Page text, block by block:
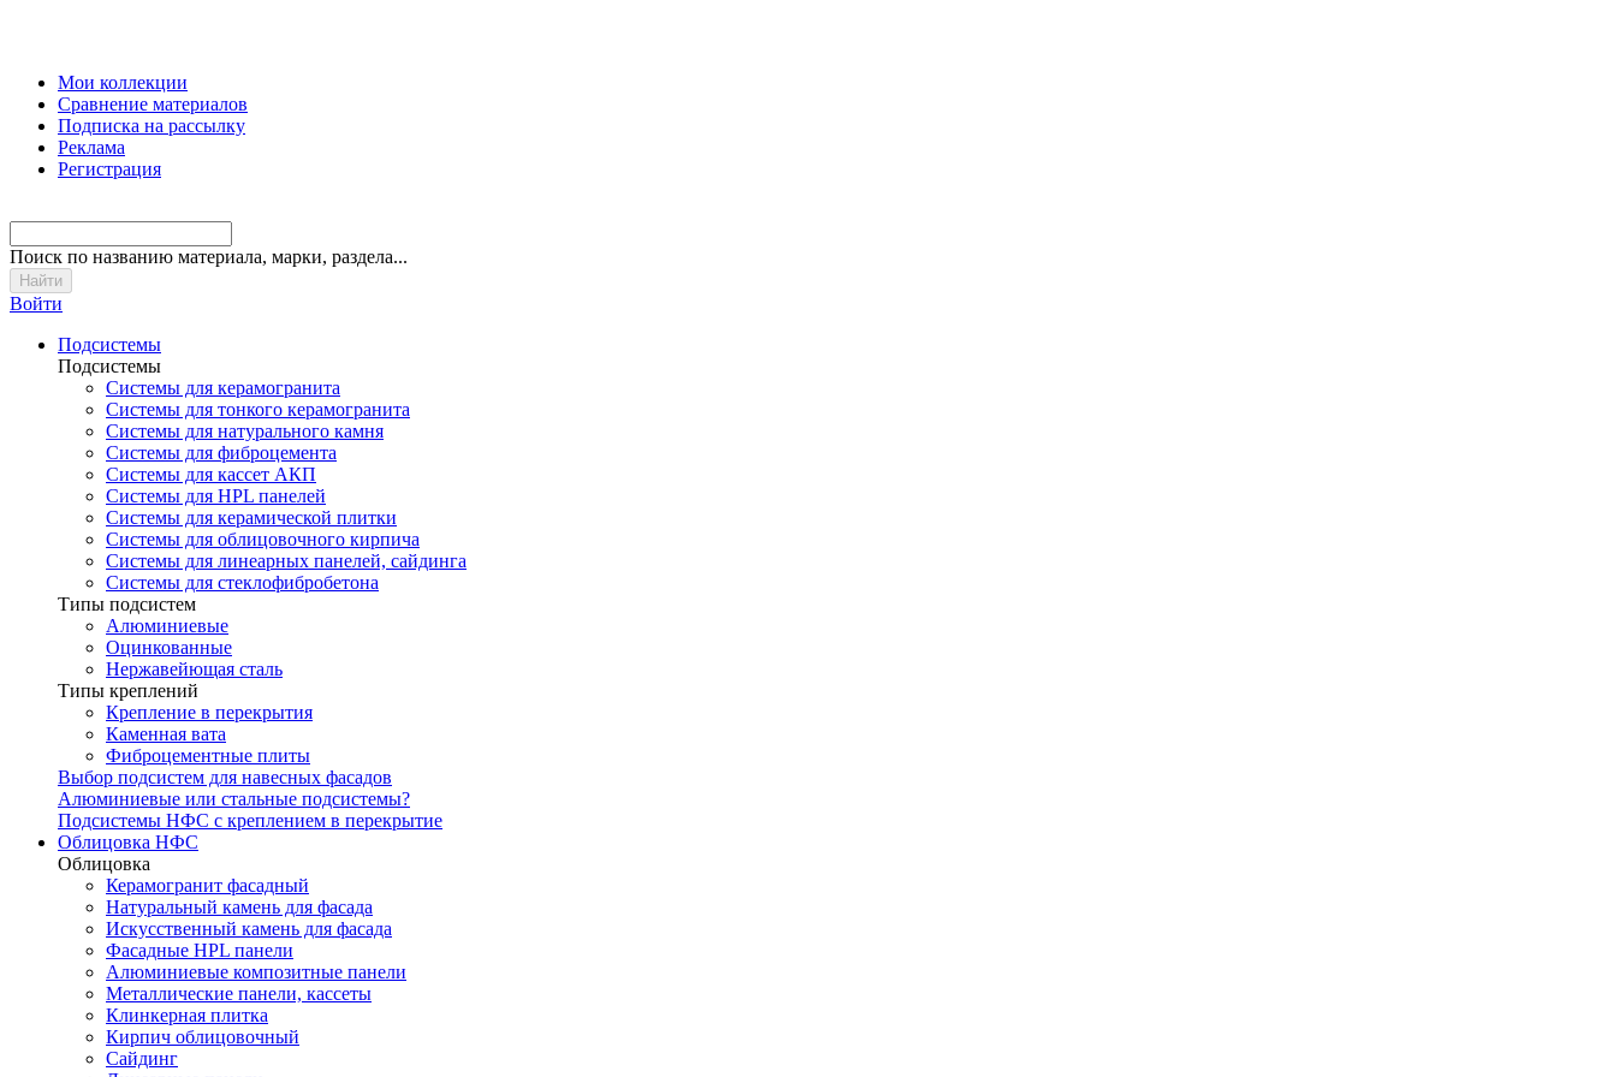
Мои коллекции
Сравнение материалов
Подписка на рассылку
Реклама
Регистрация
Поиск по названию материала, марки, раздела...
Войти
Подсистемы
Подсистемы
Системы для керамогранита
Системы для тонкого керамогранита
Системы для натурального камня
Системы для фиброцемента
Системы для кассет АКП
Системы для HPL панелей
Системы для керамической плитки
Системы для облицовочного кирпича
Системы для линеарных панелей, сайдинга
Системы для стеклофибробетона
Типы подсистем
Алюминиевые
Оцинкованные
Нержавейющая сталь
Типы креплений
Крепление в перекрытия
Каменная вата
Фиброцементные плиты
Выбор подсистем для навесных фасадов
Алюминиевые или стальные подсистемы?
Подсистемы НФС с креплением в перекрытие
Облицовка НФС
Облицовка
Керамогранит фасадный
Натуральный камень для фасада
Искусственный камень для фасада
Фасадные HPL панели
Алюминиевые композитные панели
Металлические панели, кассеты
Клинкерная плитка
Кирпич облицовочный
Сайдинг